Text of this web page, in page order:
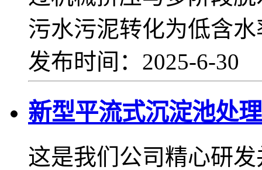
污水污泥转化为低含
发布时间：2025-6-30
新型平流式沉淀池处
这是我们公司精心研